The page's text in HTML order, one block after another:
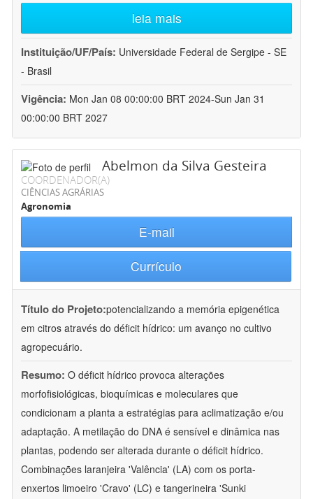
leia mais
Instituição/UF/País: Universidade Federal de Sergipe - SE
- Brasil
Vigência: Mon Jan 08 00:00:00 BRT 2024-Sun Jan 31
00:00:00 BRT 2027
Abelmon da Silva Gesteira
COORDENADOR(A)
CIÊNCIAS AGRÁRIAS
Agronomia
E-mail
Currículo
Título do Projeto:potencializando a memória epigenética
em citros através do déficit hídrico: um avanço no cultivo
agropecuário.
Resumo: O déficit hídrico provoca alterações
morfofisiológicas, bioquímicas e moleculares que
condicionam a planta a estratégias para aclimatização e/ou
adaptação. A metilação do DNA é sensível e dinâmica nas
plantas, podendo ser alterada durante o déficit hídrico.
Combinações laranjeira 'Valência' (LA) com os porta-
enxertos limoeiro 'Cravo' (LC) e tangerineira 'Sunki